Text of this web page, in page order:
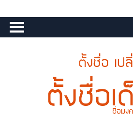
ตั้งชื่อ เป
ตั้งชื่อเชื่อมง